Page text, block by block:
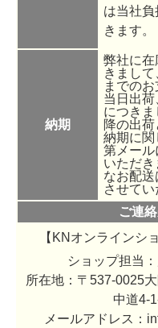
は当社
きます。
納期
弊社に在
きまし
までの
当日出
につき
降の出荷
納期に関
第メール
いただき
なお配送
させてい
ご連
【KNオンラインシ
ショップ担当：
所在地：〒537-0025
中道4-
メールアドレス：